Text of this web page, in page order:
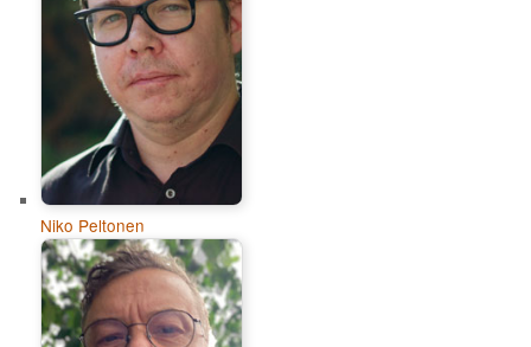
Niko Peltonen